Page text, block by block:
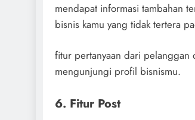
mendapat informasi tambahan
bisnis kamu yang tidak tertera
fitur pertanyaan dari pelanggan
mengunjungi profil bisnismu.
6. Fitur Post